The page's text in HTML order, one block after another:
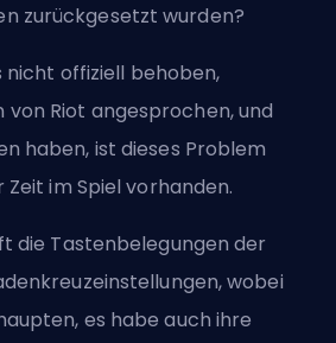
zurückgesetzt wurden?
nicht offiziell behoben,
von Riot angesprochen, und
haben, ist dieses Problem
im Spiel vorhanden.
die Tastenbelegungen der
wobei
es habe auch ihre